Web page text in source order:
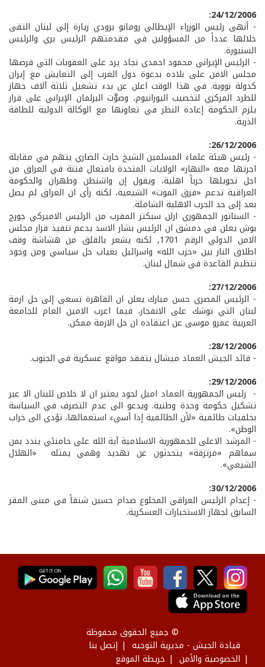
24/12/2006:
- أنهى رئيس الوزراء الإيطالي رومانو برودي زيارة إلى لبنان التقى
خلالها عدداً من المسؤولين في مقدمتهم الرئيس بري والرئيس
السنيورة.
- الرئيس الإيراني محمود احمدي نجاد يرد على العقوبات التي فرضها
مجلس الامن على بلاده بدعوة دول الغرب إلى التعايش مع إيران
كدولة نووية. في هذا الوقت اعلن عن بدء تشغيل ثلاثة آلاف جهاز
للطرد المركزي لتخصيب اليورانيوم، وصوَّت البرلمان الإيراني على قرار
يلزم الحكومة إعادة النظر في تعاونها مع الوكالة الدولية للطاقة
الذرية.
26/12/2006:
- رئيس هيئة علماء المسلمين الشيخ حارث الضاري يتهم في مقابلة
اجرتها معه «النهار» الولايات المتحدة بافتعال فتنة في العراق من
اجل تحويلها حرباً اهلية، ويقول إن واشنطن وطهران والحكومة
العراقية تدعم «فرق الموت» الشيعية، لكنه رأى ان العراق لم يصل
بعد إلى حد الحرب الاهلية الشاملة.
- السناتور الجمهوري ارلن سبكتر المقرب من الرئيس الاميركي جورج
بوش يعلن في دمشق ان الرئيس بشار الاسد يدعم تنفيذ قرار مجلس
الامن الدولي الرقم 1701, لكنه يشعر بالقلق من هشاشة وقف
اطلاق النار بين «حزب الله» واسرائيل بغياب حل سياسي ومن وجود
تنظيم القاعدة في شمال لبنان.
27/12/2006:
- الرئيس المصري حسن مبارك يعلن ان القاهرة تسعى إلى حل ازمة
لبنان التي توشك على الانفجار، فيما اعرب الامين العام للجامعة
العربية عمرو موسى عن اعتقاده ان حل الازمة ممكن.
28/12/2006:
- قائد الجيش العماد ميشال يتفقد مواقع عسكرية في الجنوب.
29/12/2006:
- رئيس الجمهورية العماد اميل لحود يعتبر ان لا خلاص للبنان الا عبر
تشكيل حكومة وحدة وطنية. ويدعو الى عدم التصرف في السياسة
بخلفيات طائفية «لأن الطائفية إذا أسيء استعمالها، تؤدي الى خراب
الوطن».
- المرشد الاعلى للجمهورية الاسلامية آية الله علي خامنئي يندد بمن
سماهم «مرتزقة» يتحدثون عن تهديد وهمي يمثله «الهلال
الشيعي».
30/12/2006:
- إعدام الرئيس العراقي المخلوع صدام حسين شنقاً في مبنى المقر
السابق لجهاز الاستخبارات العسكرية.
© جميع الحقوق محفوظة
قيادة الجيش - مديرية التوجيه
إتصل بنا
الخصوصية والأمن
خريطة الموقع